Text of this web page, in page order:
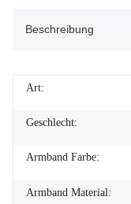
Beschreibung
Art:
Geschlecht:
Armband Farbe:
Armband Material: